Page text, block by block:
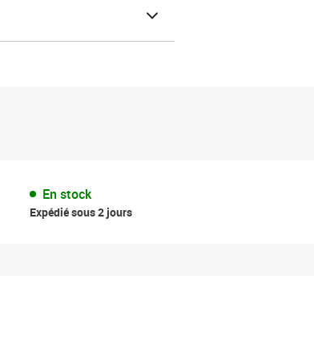
En stock
Expédié sous 2 jours